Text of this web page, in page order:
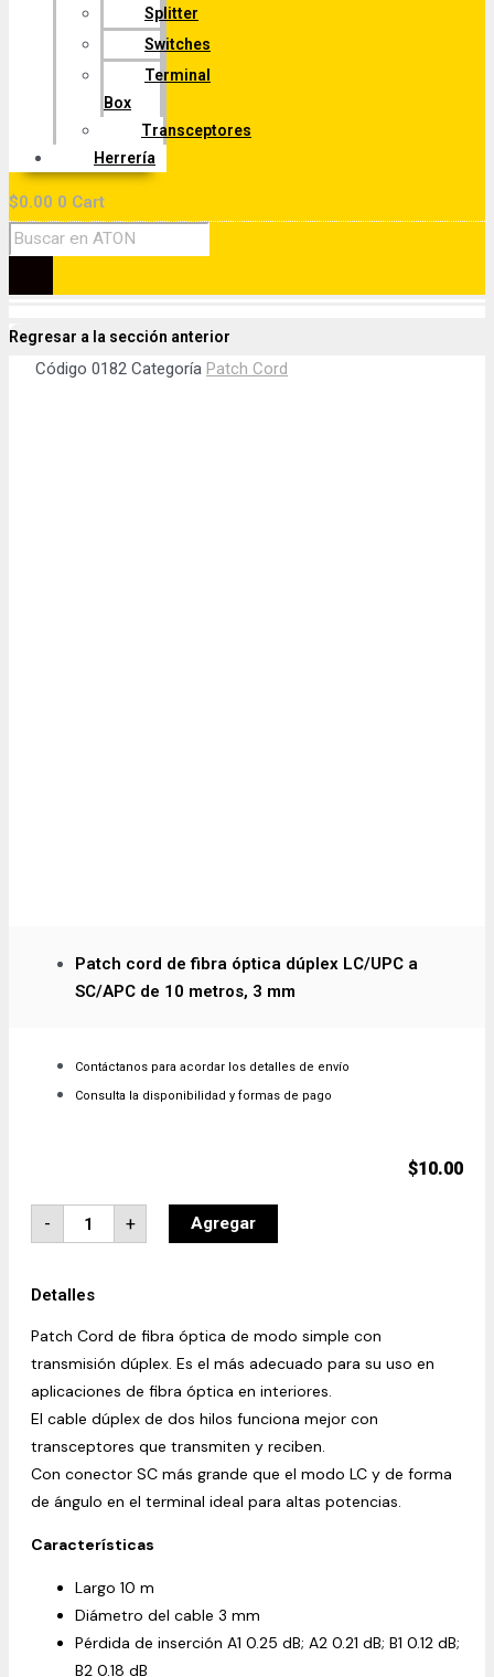
Splitter
Switches
Terminal
Box
Transceptores
Herrería
$0.00 0 Cart
Regresar a la sección anterior
Código 0182 Categoría Patch Cord
Patch cord de fibra óptica dúplex LC/UPC a
SC/APC de 10 metros, 3 mm
Contáctanos para acordar los detalles de envío
Consulta la disponibilidad y formas de pago
$10.00
- + Agregar
Detalles
Patch Cord de fibra óptica de modo simple con
transmisión dúplex. Es el más adecuado para su uso en
aplicaciones de fibra óptica en interiores.
El cable dúplex de dos hilos funciona mejor con
transceptores que transmiten y reciben.
Con conector SC más grande que el modo LC y de forma
de ángulo en el terminal ideal para altas potencias.
Características
Largo 10 m
Diámetro del cable 3 mm
Pérdida de inserción A1 0.25 dB; A2 0.21 dB; B1 0.12 dB;
B2 0.18 dB